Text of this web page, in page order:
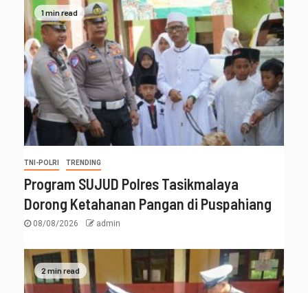
1 min read
TNI-POLRI TRENDING
Program SUJUD Polres Tasikmalaya
Dorong Ketahanan Pangan di Puspahiang
08/08/2026 admin
2 min read